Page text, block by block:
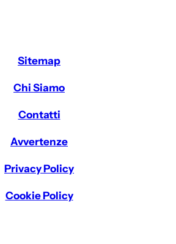
Sitemap
Chi Siamo
Contatti
Avvertenze
Privacy Policy
Cookie Policy